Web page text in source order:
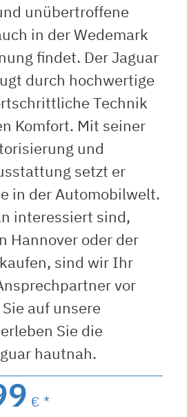
unübertroffene
in der Wedemark
findet. Der Jaguar
durch hochwertige
Technik
Komfort. Mit seiner
und
setzt er
in der Automobilwelt.
interessiert sind,
Hannover oder der
sind wir Ihr
vor
auf unsere
Sie die
hautnah.
€ *